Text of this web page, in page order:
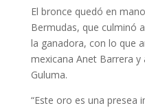
El bronce quedó en
Bermudas, que culminó
la ganadora, con lo que
mexicana Anet Barrera y
Guluma.
“Este oro es una presea